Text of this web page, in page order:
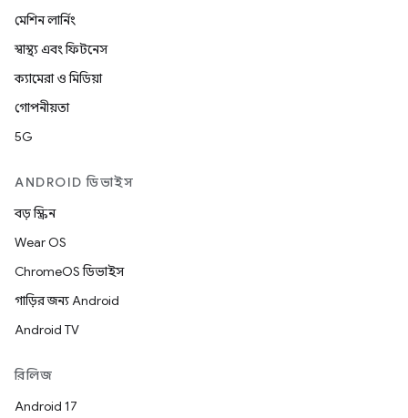
মেশিন লার্নিং
স্বাস্থ্য এবং ফিটনেস
ক্যামেরা ও মিডিয়া
গোপনীয়তা
5G
ANDROID ডিভাইস
বড় স্ক্রিন
Wear OS
ChromeOS ডিভাইস
গাড়ির জন্য Android
Android TV
রিলিজ
Android 17